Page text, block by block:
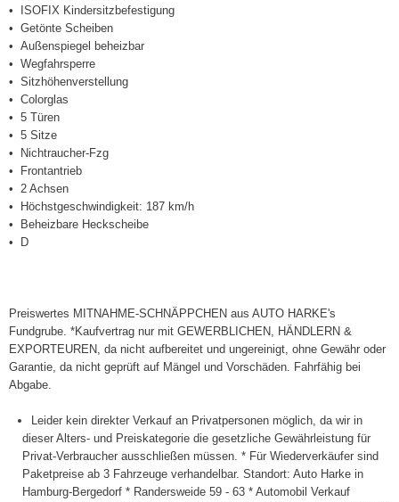
ISOFIX Kindersitzbefestigung
Getönte Scheiben
Außenspiegel beheizbar
Wegfahrsperre
Sitzhöhenverstellung
Colorglas
5 Türen
5 Sitze
Nichtraucher-Fzg
Frontantrieb
2 Achsen
Höchstgeschwindigkeit: 187 km/h
Beheizbare Heckscheibe
D
Preiswertes MITNAHME-SCHNÄPPCHEN aus AUTO HARKE's
Fundgrube. *Kaufvertrag nur mit GEWERBLICHEN, HÄNDLERN &
EXPORTEUREN, da nicht aufbereitet und ungereinigt, ohne Gewähr oder
Garantie, da nicht geprüft auf Mängel und Vorschäden. Fahrfähig bei
Abgabe.
Leider kein direkter Verkauf an Privatpersonen möglich, da wir in
dieser Alters- und Preiskategorie die gesetzliche Gewährleistung für
Privat-Verbraucher ausschließen müssen. * Für Wiederverkäufer sind
Paketpreise ab 3 Fahrzeuge verhandelbar. Standort: Auto Harke in
Hamburg-Bergedorf * Randersweide 59 - 63 * Automobil Verkauf